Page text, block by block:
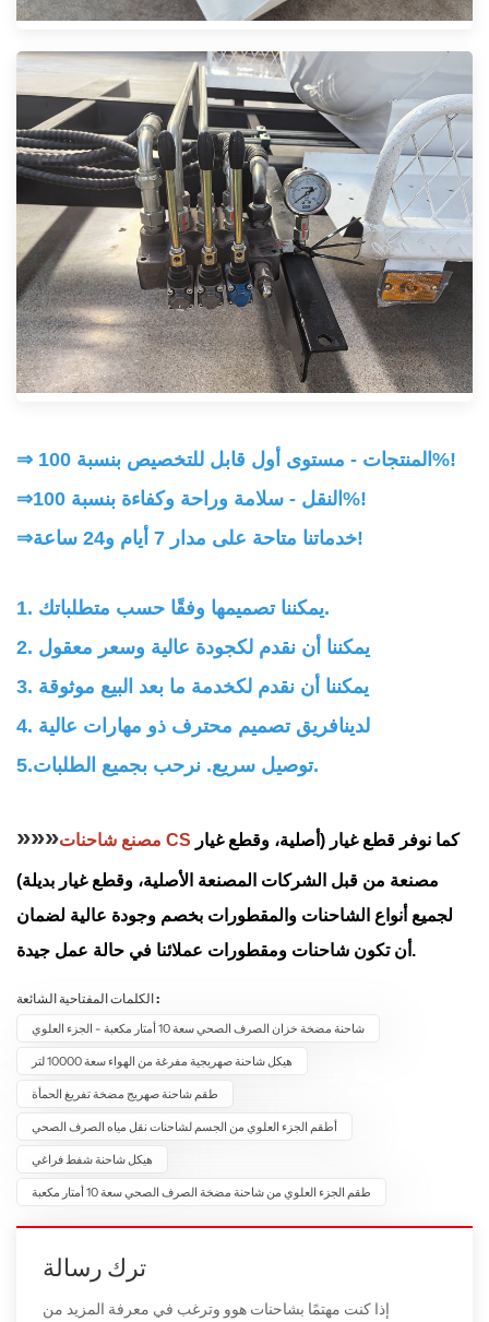
⇒ المنتجات - مستوى أول قابل للتخصيص بنسبة 100%!
⇒
النقل - سلامة وراحة وكفاءة بنسبة 100%!
⇒
خدماتنا متاحة على مدار 7 أيام و24 ساعة!
1. يمكننا تصميمها وفقًا حسب متطلباتك
.
2. يمكننا أن نقدم لكجودة عالية وسعر معقول
3. يمكننا أن نقدم لكخدمة ما بعد البيع موثوقة
4. لدينافريق تصميم محترف ذو مهارات عالية
5.
توصيل سريع. نرحب بجميع الطلبات.
»»» مصنع شاحنات CS كما نوفر قطع غيار (أصلية، وقطع غيار
مصنعة من قبل الشركات المصنعة الأصلية، وقطع غيار بديلة)
لجميع أنواع الشاحنات والمقطورات بخصم وجودة عالية لضمان
أن تكون شاحنات ومقطورات عملائنا في حالة عمل جيدة.
الكلمات المفتاحية الشائعة :
شاحنة مضخة خزان الصرف الصحي سعة 10 أمتار مكعبة - الجزء العلوي
هيكل شاحنة صهريجية مفرغة من الهواء سعة 10000 لتر
طقم شاحنة صهريج مضخة تفريغ الحمأة
أطقم الجزء العلوي من الجسم لشاحنات نقل مياه الصرف الصحي
هيكل شاحنة شفط فراغي
طقم الجزء العلوي من شاحنة مضخة الصرف الصحي سعة 10 أمتار مكعبة
ترك رسالة
إذا كنت مهتمًا بشاحنات هوو وترغب في معرفة المزيد من